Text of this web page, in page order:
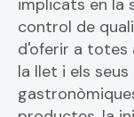
implicats en la
control de
d'oferir a totes
la llet i els